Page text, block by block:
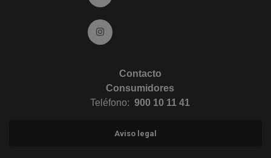
Ir a Instagram (abre en ventana nueva)
Contacto
Consumidores
Teléfono: 900 10 11 41
Aviso legal